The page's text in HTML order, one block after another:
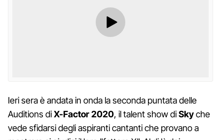
Ieri sera è andata in onda la seconda puntata delle
Auditions diX-Factor 2020, il talent show diSkyche
vede sfidarsi degli aspiranti cantanti che provano a